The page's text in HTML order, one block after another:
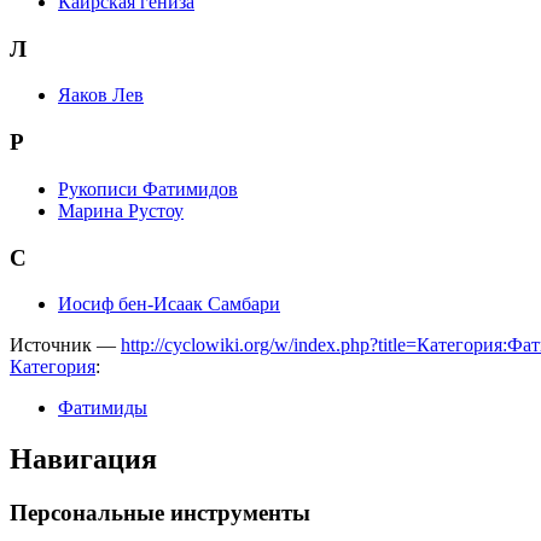
Л
Яаков Лев
Р
Рукописи Фатимидов
Марина Рустоу
С
Иосиф бен-Исаак Самбари
Источник — http://cyclowiki.org/w/
Категория:
Фатимиды
Навигация
Персональные инструменты